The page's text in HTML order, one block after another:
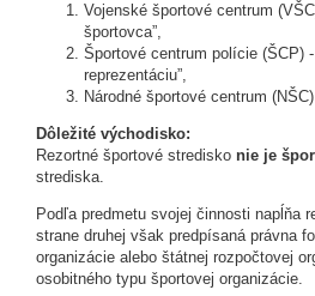
Vojenské športové centrum
športovca”,
Športové centrum polície (ŠCP)
reprezentáciu”,
Národné športové centrum
Dôležité východisko:
Rezortné športové stredisko nie je
strediska.
Podľa predmetu svojej činnosti napĺňa
strane druhej však predpísaná právna
organizácie alebo štátnej rozpočtovej
osobitného typu športovej organizácie.